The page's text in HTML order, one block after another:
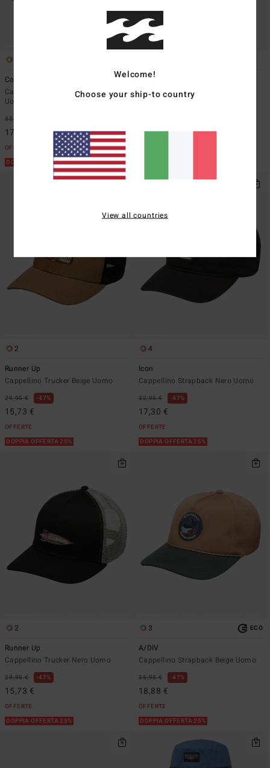
Cord
Cappellino Strapback Marrone
Uomo
32,95 €
17,30 €
OFFERTE
DOPPIA OFFERTA 25%
Bad Dog
Cappellino Trucker Grigio Uomo
2
Runner Up
Cappellino Trucker Beige Uomo
29,95 € 47%
15,73 €
OFFERTE
DOPPIA OFFERTA 25%
4
Icon
Cappellino Strapback Nero Uomo
32,95 € 47%
17,30 €
OFFERTE
DOPPIA OFFERTA 25%
2
Runner Up
Cappellino Trucker Nero Uomo
29,95 € 47%
15,73 €
OFFERTE
DOPPIA OFFERTA 25%
3 ECO
A/DIV
Cappellino Strapback Beige Uomo
35,95 € 47%
18,88 €
OFFERTE
DOPPIA OFFERTA 25%
Welcome!
Choose your ship-to country
View all countries